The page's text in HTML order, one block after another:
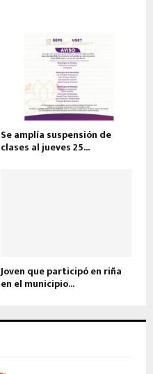
Se amplía suspensión de
clases al jueves 25...
Joven que participó en riña
en el municipio...